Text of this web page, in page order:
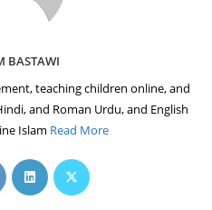
BASTAWI
teaching children online, and
and Roman Urdu, and English
Islam Read More
Opens
in
Opens
in
Opens